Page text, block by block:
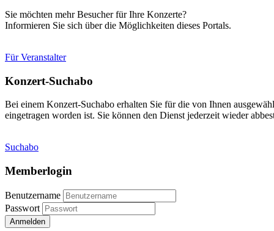
Sie möchten mehr Besucher für Ihre Konzerte?
Informieren Sie sich über die Möglichkeiten dieses Portals.
Für Veranstalter
Konzert-Suchabo
Bei einem Konzert-Suchabo erhalten Sie für die von Ihnen
eingetragen worden ist. Sie können den Dienst jederzeit wieder
Suchabo
Memberlogin
Benutzername
Passwort
Anmelden